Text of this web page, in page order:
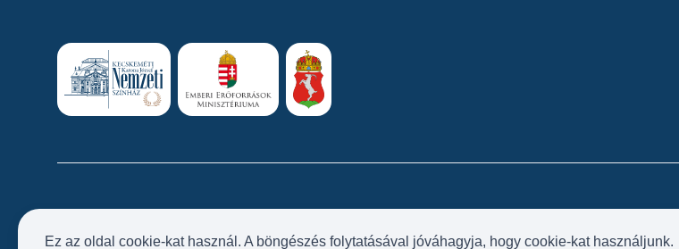
Ez az oldal cookie-kat használ. A böngészés folytatásával jóváhagyja, hogy cookie-kat használjunk.
Próbatábla